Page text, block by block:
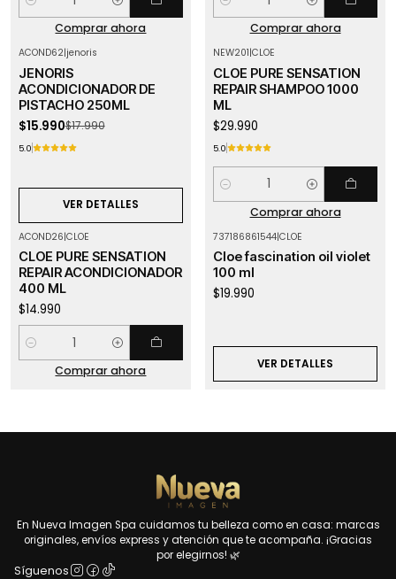
Cantidad
Comprar ahora
Cantidad
Comprar ahora
Agotado
ACOND62|jenoris
JENORIS
ACONDICIONADOR DE
PISTACHO 250ML
$15.990$17.990
5.0
VER DETALLES
NEW201|CLOE
CLOE PURE SENSATION
REPAIR SHAMPOO 1000
ML
$29.990
5.0
Cantidad
Comprar ahora
ACOND26|CLOE
CLOE PURE SENSATION
REPAIR ACONDICIONADOR
400 ML
$14.990
Cantidad
Comprar ahora
737186861544|CLOE
Cloe fascination oil violet
100 ml
$19.990
VER DETALLES
En Nueva Imagen Spa cuidamos tu belleza como en casa: marcas
originales, envíos express y atención que te acompaña. ¡Gracias
por elegirnos! 🌿
Síguenos